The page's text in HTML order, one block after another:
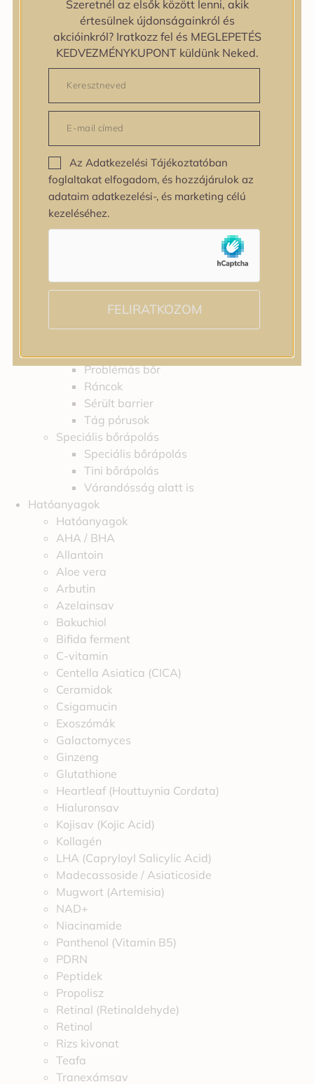
zipiderm
Bőrállapot
Bőrállapot
Bőrtípus
Bőrtípus
Kombinált
Száraz
Zsíros
Bőrprobléma
Bőrprobléma
Bőrpír
Dehidratált bőr
Érzékeny bőr
Fakóság
Problémás bőr
Ráncok
Sérült barrier
Tág pórusok
Speciális bőrápolás
Speciális bőrápolás
Tini bőrápolás
Várandósság alatt is
Hatóanyagok
Hatóanyagok
AHA / BHA
Allantoin
Aloe vera
Arbutin
Azelainsav
Bakuchiol
Bifida ferment
C-vitamin
Centella Asiatica (CICA)
Ceramidok
Csigamucin
Exoszómák
Galactomyces
Ginzeng
Glutathione
Heartleaf (Houttuynia Cordata)
Hialuronsav
Kojisav (Kojic Acid)
Kollagén
LHA (Capryloyl Salicylic Acid)
Madecassoside / Asiaticoside
Mugwort (Artemisia)
NAD+
Niacinamide
Panthenol (Vitamin B5)
PDRN
Peptidek
Propolisz
Retinal (Retinaldehyde)
Retinol
Rizs kivonat
Teafa
Tranexámsav
Szeretnél az elsők között lenni, akik
értesülnek újdonságainkról és
akcióinkról? Iratkozz fel és MEGLEPETÉS
KEDVEZMÉNYKUPONT küldünk Neked.
Az Adatkezelési Tájékoztatóban
foglaltakat elfogadom, és hozzájárulok az
adataim adatkezelési-, és marketing célú
kezeléséhez.
FELIRATKOZOM